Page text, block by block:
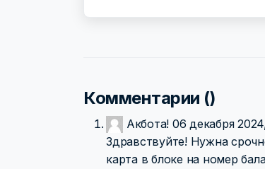
Комментарии ()
Акбота! 06 декабря
Здравствуйте! Нужна
карта в блоке на номер